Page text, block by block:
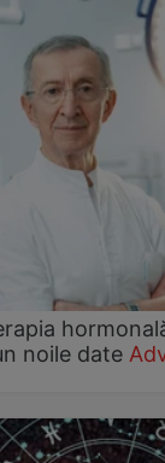
noile date